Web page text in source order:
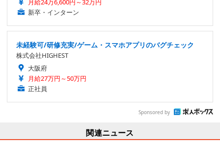
月給24万6,600円～32万円
新卒・インターン
未経験可/研修充実/ゲーム・スマホアプリのバグチェック
株式会社HIGHEST
大阪府
月給27万円～50万円
正社員
Sponsored by
関連ニュース